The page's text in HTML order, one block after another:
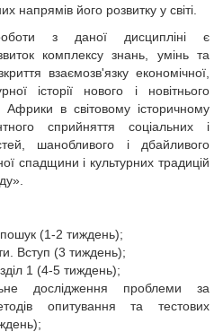
напрямів його розвитку у світі.
з даної дисципліні є
комплексу знань, умінь та
взаємозв'язку економічної,
історії нового і новітнього
Африки в світовому історичному
сприйняття соціальних і
шанобливого і дбайливого
спадщини і культурних традицій
(1-2 тиждень);
Вступ (3 тиждень);
1 (4-5 тиждень);
дослідження проблеми за
опитування та тестових